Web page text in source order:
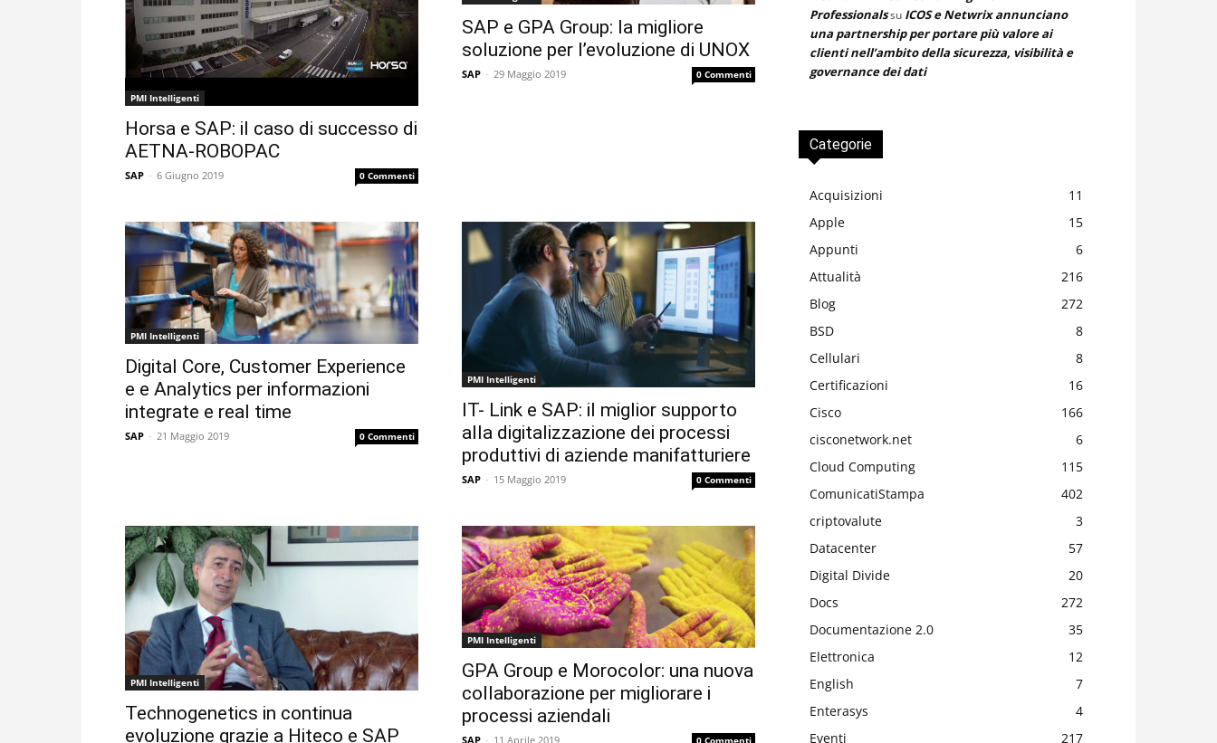
PMI Intelligenti
Horsa e SAP: il caso di successo di
AETNA-ROBOPAC
SAP - 6 Giugno 2019 0 Commenti
SAP e GPA Group: la migliore
soluzione per l’evoluzione di UNOX
SAP - 29 Maggio 2019 0 Commenti
PMI Intelligenti
Digital Core, Customer Experience
e e Analytics per informazioni
integrate e real time
SAP - 21 Maggio 2019 0 Commenti
PMI Intelligenti
IT- Link e SAP: il miglior supporto
alla digitalizzazione dei processi
produttivi di aziende manifatturiere
SAP - 15 Maggio 2019 0 Commenti
PMI Intelligenti
Technogenetics in continua
evoluzione grazie a Hiteco e SAP
PMI Intelligenti
GPA Group e Morocolor: una nuova
collaborazione per migliorare i
processi aziendali
SAP - 11 Aprile 2019 0 Commenti
Professionalssu ICOS e Netwrix annunciano
una partnership per portare più valore ai
clienti nell’ambito della sicurezza, visibilità e
governance dei dati
Categorie
Acquisizioni
11
Apple
15
Appunti
6
Attualità
216
Blog
272
BSD
8
Cellulari
8
Certificazioni
16
Cisco
166
cisconetwork.net
6
Cloud Computing
115
ComunicatiStampa
402
criptovalute
3
Datacenter
57
Digital Divide
20
Docs
272
Documentazione 2.0
35
Elettronica
12
English
7
Enterasys
4
Eventi
217